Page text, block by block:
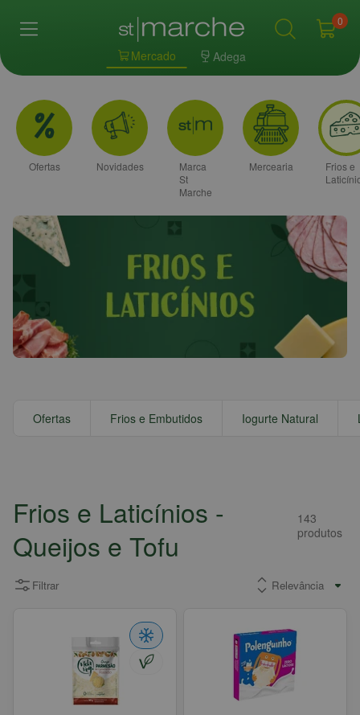
Mercado Adega
0
Ofertas Novidades
Marca
St
Marche
Mercearia
Frios e
Ofertas Frios e Embutidos Iogurte Natural
Frios e Laticínios -
Queijos e Tofu
143
produtos
Filtrar